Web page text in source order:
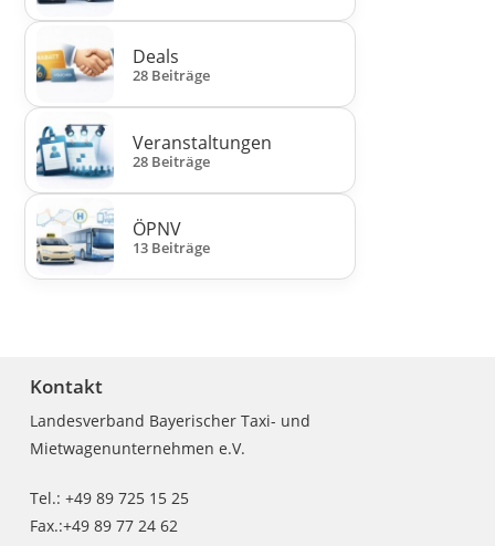
Deals
28 Beiträge
Veranstaltungen
28 Beiträge
ÖPNV
13 Beiträge
Kontakt
Landesverband Bayerischer Taxi- und
Mietwagenunternehmen e.V.
Tel.: +49 89 725 15 25
Fax.:+49 89 77 24 62